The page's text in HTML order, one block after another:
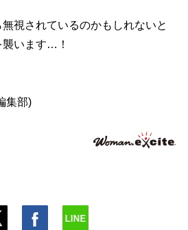
視されているのかもしれないと
います…！
集部)